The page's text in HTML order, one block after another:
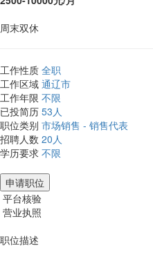
周末双休
工作性质 全职
工作区域 通辽市
工作年限 不限
已投简历 53人
职位类别 市场销售 - 销售代表
招聘人数 20人
学历要求 不限
申请职位
平台核验
营业执照
职位描述